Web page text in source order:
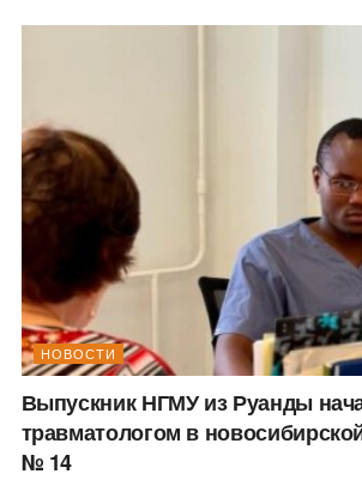
НОВОСТИ
Выпускник НГМУ из Руанды
травматологом в
№ 14